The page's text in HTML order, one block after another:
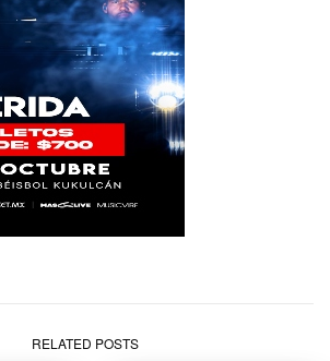
RELATED POSTS